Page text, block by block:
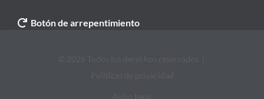
Botón de arrepentimiento